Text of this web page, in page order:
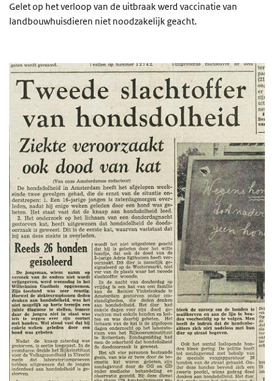
Gelet op het verloop van de uitbraak werd vaccinatie van
landbouwhuisdieren niet noodzakelijk geacht.